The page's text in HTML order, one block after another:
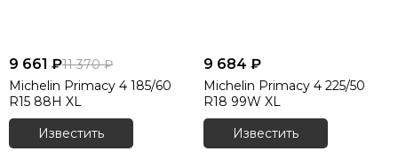
9 661 ₽11 370 ₽
Michelin Primacy 4 185/60
R15 88H XL
Известить
9 684 ₽
Michelin Primacy 4 225/50
R18 99W XL
Известить